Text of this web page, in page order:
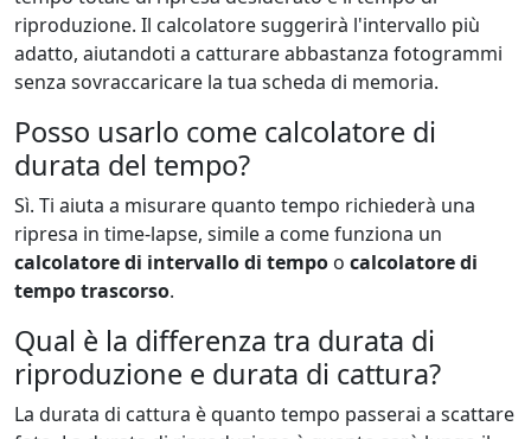
riproduzione. Il calcolatore suggerirà l'intervallo più
adatto, aiutandoti a catturare abbastanza fotogrammi
senza sovraccaricare la tua scheda di memoria.
Posso usarlo come calcolatore di
durata del tempo?
Sì. Ti aiuta a misurare quanto tempo richiederà una
ripresa in time-lapse, simile a come funziona un
calcolatore di intervallo di tempo o calcolatore di
tempo trascorso.
Qual è la differenza tra durata di
riproduzione e durata di cattura?
La durata di cattura è quanto tempo passerai a scattare